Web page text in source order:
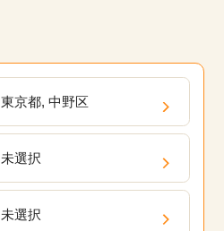
東京都, 中野区
未選択
未選択